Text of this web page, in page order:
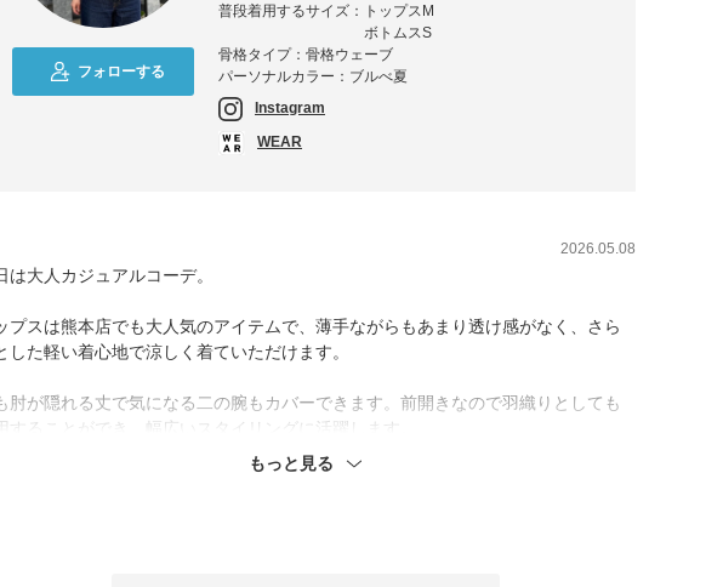
フォローする
普段着用するサイズ：
トップスM
ボトムスS
骨格タイプ：骨格ウェーブ
パーソナルカラー：ブルべ夏
Instagram
WEAR
2026.05.08
は大人カジュアルコーデ。
プスは熊本店でも大人気のアイテムで、薄手ながらもあまり透け感がなく、さら
した軽い着心地で涼しく着ていただけます。
肘が隠れる丈で気になる二の腕もカバーできます。前開きなので羽織りとしても
することができ、幅広いスタイリングに活躍します。
もっと見る